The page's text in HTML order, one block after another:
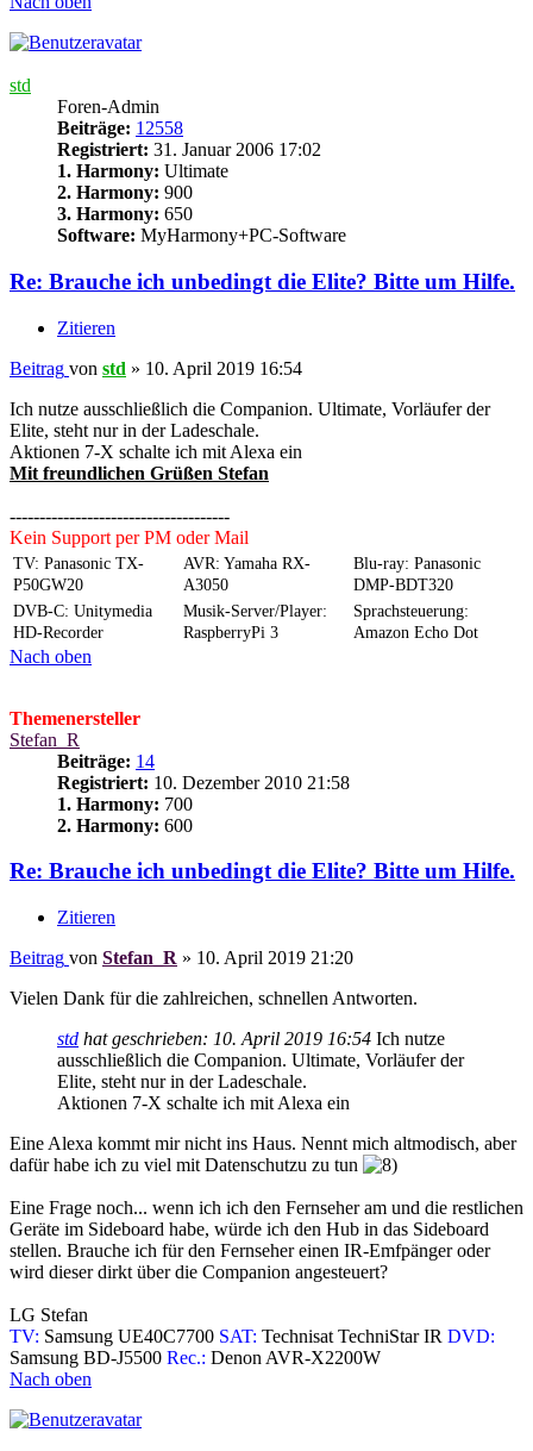
std
Foren-Admin
Beiträge: 12558
Registriert: 31. Januar 2006 17:02
1. Harmony: Ultimate
2. Harmony: 900
3. Harmony: 650
Software: MyHarmony+PC-Software
Re: Brauche ich unbedingt die Elite? Bitte um Hilfe.
Zitieren
Beitrag von std » 10. April 2019 16:54
Ich nutze ausschließlich die Companion. Ultimate, Vorläufer der
Elite, steht nur in der Ladeschale.
Aktionen 7-X schalte ich mit Alexa ein
Mit freundlichen Grüßen Stefan
-------------------------------------
Kein Support per PM oder Mail
TV: Panasonic TX-
P50GW20
AVR: Yamaha RX-
A3050
Blu-ray: Panasonic
DMP-BDT320
DVB-C: Unitymedia
HD-Recorder
Musik-Server/Player:
RaspberryPi 3
Sprachsteuerung:
Amazon Echo Dot
Nach oben
Themenersteller
Stefan_R
Beiträge: 14
Registriert: 10. Dezember 2010 21:58
1. Harmony: 700
2. Harmony: 600
Re: Brauche ich unbedingt die Elite? Bitte um Hilfe.
Zitieren
Beitrag von Stefan_R » 10. April 2019 21:20
Vielen Dank für die zahlreichen, schnellen Antworten.
std hat geschrieben: 10. April 2019 16:54 Ich nutze
ausschließlich die Companion. Ultimate, Vorläufer der
Elite, steht nur in der Ladeschale.
Aktionen 7-X schalte ich mit Alexa ein
Eine Alexa kommt mir nicht ins Haus. Nennt mich altmodisch, aber
dafür habe ich zu viel mit Datenschutzu zu tun
Eine Frage noch... wenn ich ich den Fernseher am und die restlichen
Geräte im Sideboard habe, würde ich den Hub in das Sideboard
stellen. Brauche ich für den Fernseher einen IR-Emfpänger oder
wird dieser dirkt über die Companion angesteuert?
LG Stefan
TV: Samsung UE40C7700 SAT: Technisat TechniStar IR DVD:
Samsung BD-J5500 Rec.: Denon AVR-X2200W
Nach oben